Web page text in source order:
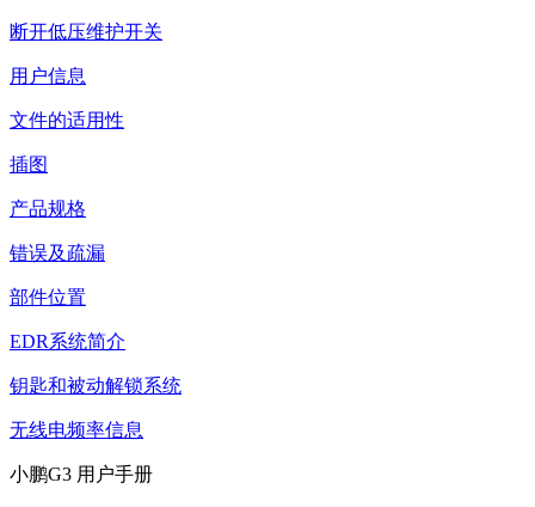
断开低压维护开关
用户信息
文件的适用性
插图
产品规格
错误及疏漏
部件位置
EDR系统简介
钥匙和被动解锁系统
无线电频率信息
小鹏G3 用户手册